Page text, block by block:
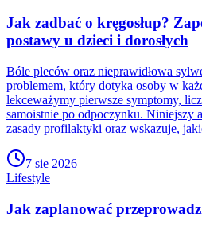
Jak zadbać o kręgosłup?
postawy u dzieci i dorosłych
Bóle pleców oraz nieprawidłowa
problemem, który dotyka osoby w
lekceważymy pierwsze symptomy,
samoistnie po odpoczynku. Niniejszy
zasady profilaktyki oraz wskazuje,
7 sie 2026
Lifestyle
Jak zaplanować